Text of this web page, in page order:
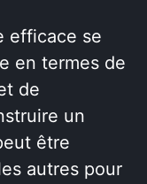
efficace se
en termes de
de
un
être
autres pour